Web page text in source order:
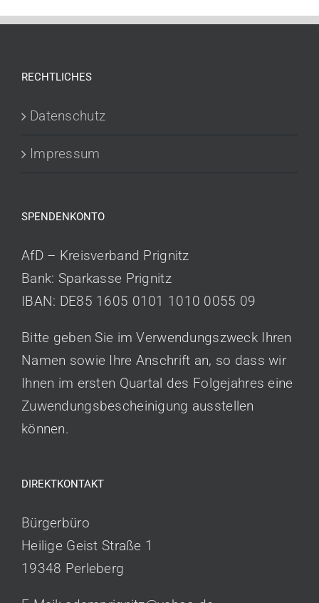
RECHTLICHES
Datenschutz
Impressum
SPENDENKONTO
AfD – Kreisverband Prignitz
Bank: Sparkasse Prignitz
IBAN: DE85 1605 0101 1010 0055 09
Bitte geben Sie im Verwendungszweck Ihren
Namen sowie Ihre Anschrift an, so dass wir
Ihnen im ersten Quartal des Folgejahres eine
Zuwendungsbescheinigung ausstellen
können.
DIREKTKONTAKT
Bürgerbüro
Heilige Geist Straße 1
19348 Perleberg